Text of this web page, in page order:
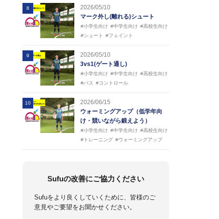
8
2026/05/10
マーク外し(離れる)シュート
#小学生向け #中学生向け #高校生向け
#シュート
#フェイント
9
2026/05/10
3vs1(ゲート通し)
#小学生向け #中学生向け #高校生向け
#パス
#コントロール
10
2026/06/15
ウォーミングアップ（低学年向
け・競いながら鍛えよう）
#小学生向け #中学生向け #高校生向け
#トレーニング #ウォーミングアップ
Sufuの改善にご協力ください
Sufuをより良くしていくために、皆様のご
意見やご要望をお聞かせください。